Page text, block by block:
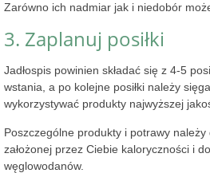
Zarówno ich nadmiar jak i niedobór
3. Zaplanuj posiłki
Jadłospis powinien składać się z 4-5
wstania, a po kolejne posiłki należy
wykorzystywać produkty najwyższej
Poszczególne produkty i potrawy
założonej przez Ciebie kaloryczności i
węglowodanów.